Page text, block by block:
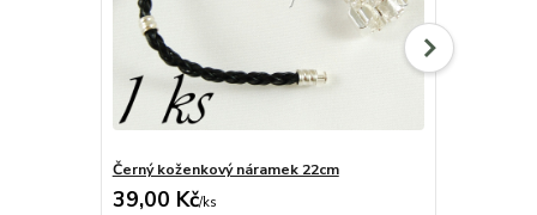
Černý koženkový náramek 22cm
39,00 Kč/ks